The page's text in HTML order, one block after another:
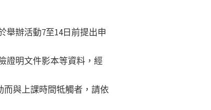
舉辦活動7至14日前提出申
證明文件影本等資料，經
與上課時間牴觸者，請依